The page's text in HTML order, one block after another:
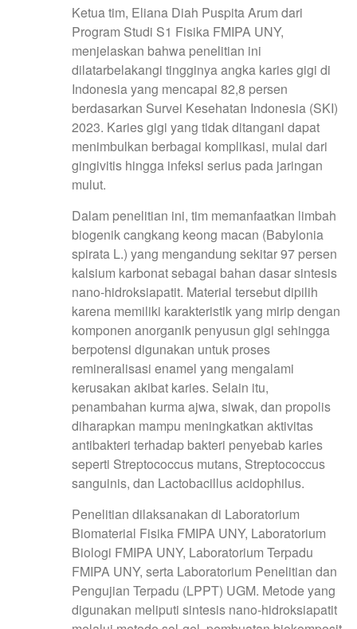
Ketua tim, Eliana Diah Puspita Arum dari
Program Studi S1 Fisika FMIPA UNY,
menjelaskan bahwa penelitian ini
dilatarbelakangi tingginya angka karies gigi di
Indonesia yang mencapai 82,8 persen
berdasarkan Survei Kesehatan Indonesia (SKI)
2023. Karies gigi yang tidak ditangani dapat
menimbulkan berbagai komplikasi, mulai dari
gingivitis hingga infeksi serius pada jaringan
mulut.
Dalam penelitian ini, tim memanfaatkan limbah
biogenik cangkang keong macan (Babylonia
spirata L.) yang mengandung sekitar 97 persen
kalsium karbonat sebagai bahan dasar sintesis
nano-hidroksiapatit. Material tersebut dipilih
karena memiliki karakteristik yang mirip dengan
komponen anorganik penyusun gigi sehingga
berpotensi digunakan untuk proses
remineralisasi enamel yang mengalami
kerusakan akibat karies. Selain itu,
penambahan kurma ajwa, siwak, dan propolis
diharapkan mampu meningkatkan aktivitas
antibakteri terhadap bakteri penyebab karies
seperti Streptococcus mutans, Streptococcus
sanguinis, dan Lactobacillus acidophilus.
Penelitian dilaksanakan di Laboratorium
Biomaterial Fisika FMIPA UNY, Laboratorium
Biologi FMIPA UNY, Laboratorium Terpadu
FMIPA UNY, serta Laboratorium Penelitian dan
Pengujian Terpadu (LPPT) UGM. Metode yang
digunakan meliputi sintesis nano-hidroksiapatit